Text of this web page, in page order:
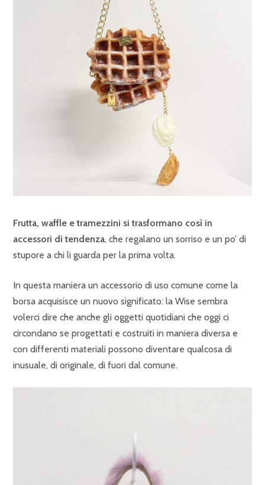
Frutta, waffle e tramezzini si trasformano così in
accessori di tendenza, che regalano un sorriso e un po’ di
stupore a chi li guarda per la prima volta.
In questa maniera un accessorio di uso comune come la
borsa acquisisce un nuovo significato: la Wise sembra
volerci dire che anche gli oggetti quotidiani che oggi ci
circondano se progettati e costruiti in maniera diversa e
con differenti materiali possono diventare qualcosa di
inusuale, di originale, di fuori dal comune.